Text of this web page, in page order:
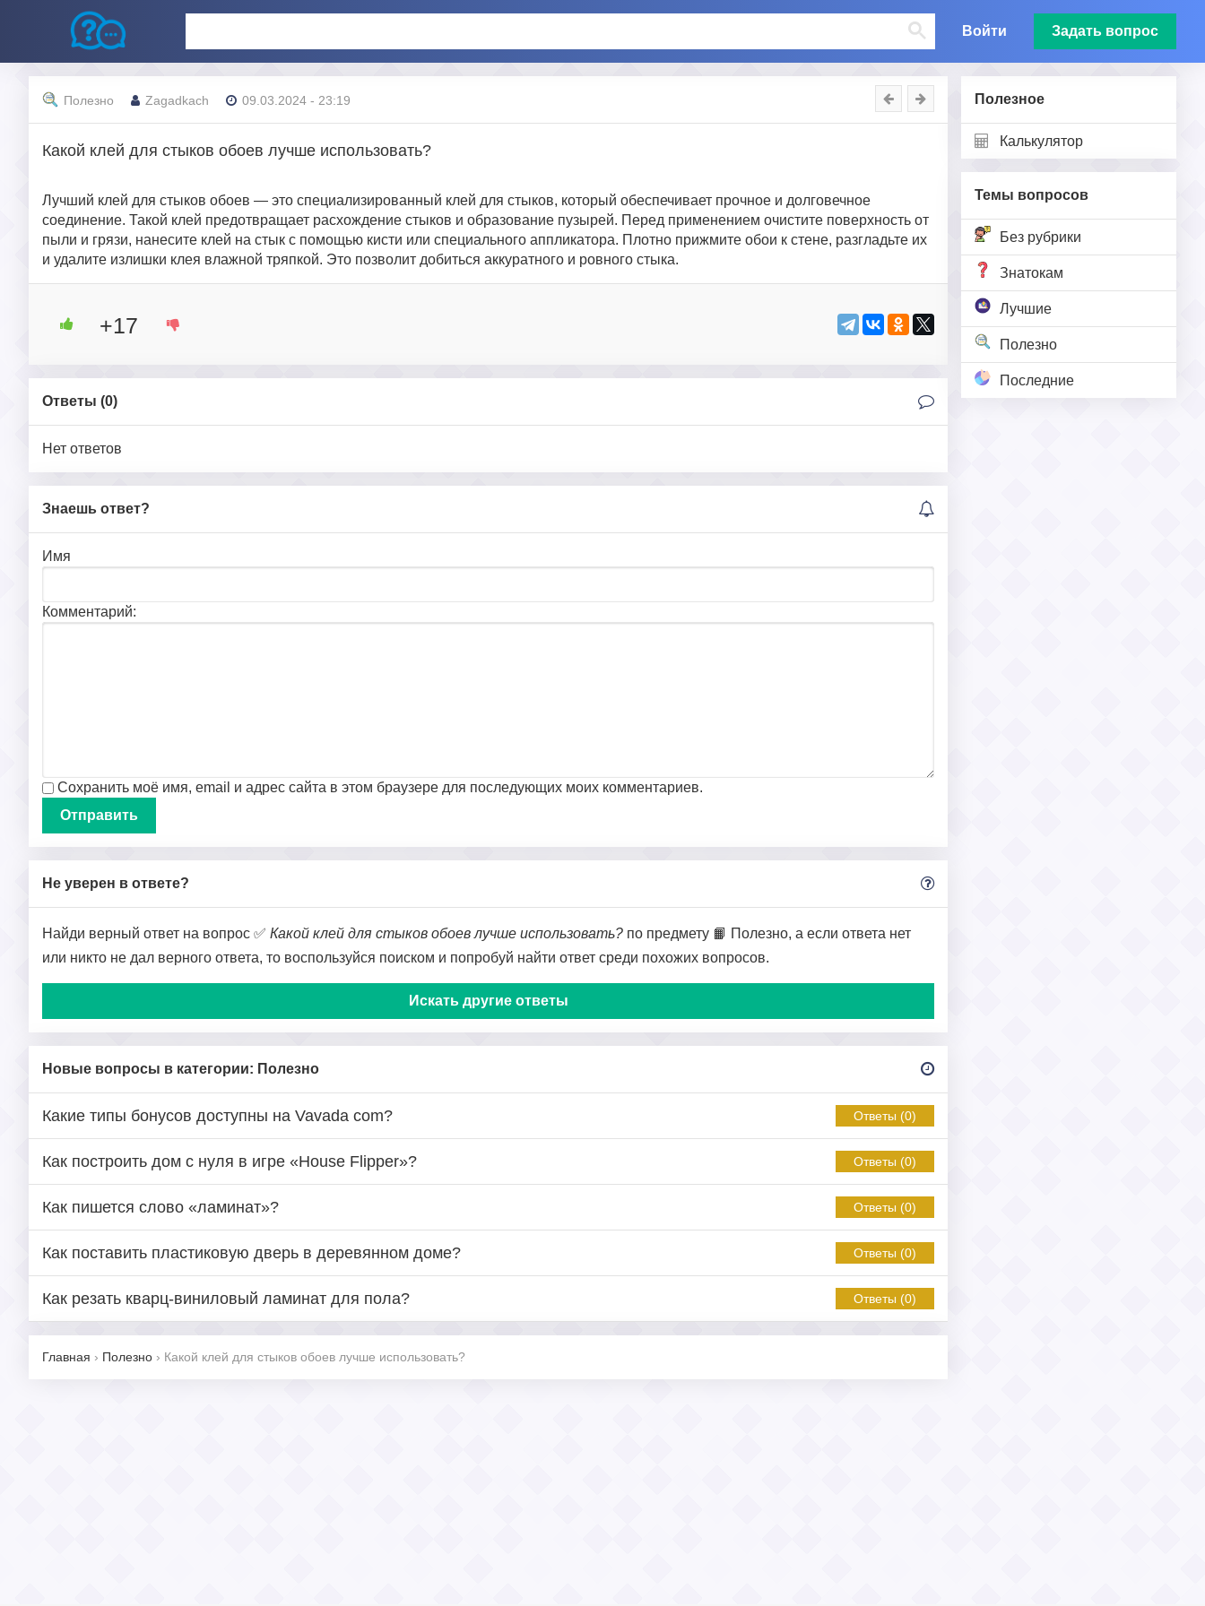
Войти Задать вопрос
Полезное
Калькулятор
Темы вопросов
Без рубрики
Знатокам
Лучшие
Полезно
Последние
Полезно Zagadkach 09.03.2024 - 23:19
Какой клей для стыков обоев лучше использовать?
Лучший клей для стыков обоев — это специализированный клей для стыков, который обеспечивает прочное и долговечное
соединение. Такой клей предотвращает расхождение стыков и образование пузырей. Перед применением очистите поверхность от
пыли и грязи, нанесите клей на стык с помощью кисти или специального аппликатора. Плотно прижмите обои к стене, разгладьте их
и удалите излишки клея влажной тряпкой. Это позволит добиться аккуратного и ровного стыка.
+17
Ответы (0)
Нет ответов
Знаешь ответ?
Имя
Комментарий:
Сохранить моё имя, email и адрес сайта в этом браузере для последующих моих комментариев.
Не уверен в ответе?
Найди верный ответ на вопрос ✅ Какой клей для стыков обоев лучше использовать? по предмету 📙 Полезно, а если ответа нет
или никто не дал верного ответа, то воспользуйся поиском и попробуй найти ответ среди похожих вопросов.
Искать другие ответы
Новые вопросы в категории: Полезно
Какие типы бонусов доступны на Vavada com? Ответы (0)
Как построить дом с нуля в игре «House Flipper»? Ответы (0)
Как пишется слово «ламинат»? Ответы (0)
Как поставить пластиковую дверь в деревянном доме? Ответы (0)
Как резать кварц-виниловый ламинат для пола? Ответы (0)
Главная › Полезно › Какой клей для стыков обоев лучше использовать?